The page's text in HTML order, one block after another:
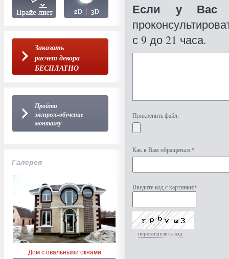
Заказать
расчет декора
БЕСПЛАТНО
Пройти
экспресс-обучение
монтажу
Галерея
Дом с овальными окнами
Если у Вас
с 9 до 21 часа.
Прикрепить файл:
Как к Вам обращаться:*
Введите код с картинки:*
перезагрузить код